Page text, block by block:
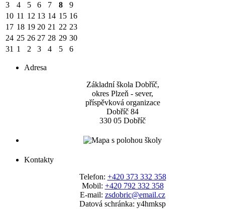
3
4 5 6 7 8
9
10 11 12 13 14 15 16
17 18 19 20 21 22 23
24 25 26 27 28 29 30
31 1 2 3 4 5 6
Adresa
Základní škola Dobříč,
okres Plzeň - sever,
příspěvková organizace
Dobříč 84
330 05 Dobříč
Kontakty
Telefon: +420 373 332 358
Mobil: +420 792 332 358
E-mail: zsdobric@email.cz
Datová schránka: y4hmksp